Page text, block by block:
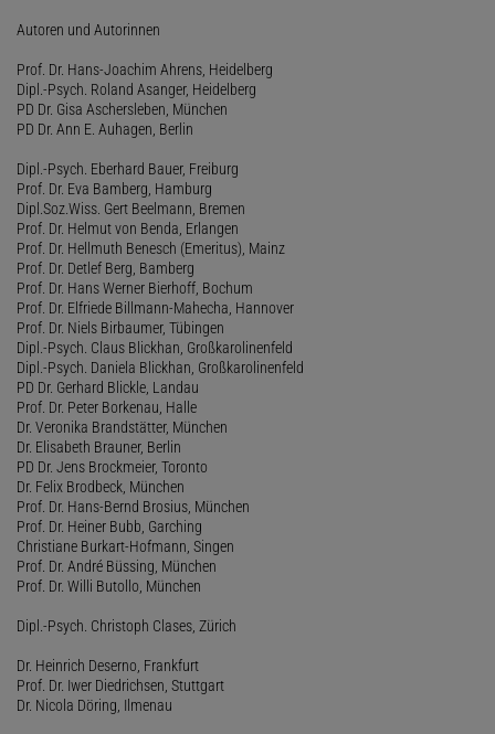
Autoren und Autorinnen
Prof. Dr. Hans-Joachim Ahrens, Heidelberg
Dipl.-Psych. Roland Asanger, Heidelberg
PD Dr. Gisa Aschersleben, München
PD Dr. Ann E. Auhagen, Berlin
Dipl.-Psych. Eberhard Bauer, Freiburg
Prof. Dr. Eva Bamberg, Hamburg
Dipl.Soz.Wiss. Gert Beelmann, Bremen
Prof. Dr. Helmut von Benda, Erlangen
Prof. Dr. Hellmuth Benesch (Emeritus), Mainz
Prof. Dr. Detlef Berg, Bamberg
Prof. Dr. Hans Werner Bierhoff, Bochum
Prof. Dr. Elfriede Billmann-Mahecha, Hannover
Prof. Dr. Niels Birbaumer, Tübingen
Dipl.-Psych. Claus Blickhan, Großkarolinenfeld
Dipl.-Psych. Daniela Blickhan, Großkarolinenfeld
PD Dr. Gerhard Blickle, Landau
Prof. Dr. Peter Borkenau, Halle
Dr. Veronika Brandstätter, München
Dr. Elisabeth Brauner, Berlin
PD Dr. Jens Brockmeier, Toronto
Dr. Felix Brodbeck, München
Prof. Dr. Hans-Bernd Brosius, München
Prof. Dr. Heiner Bubb, Garching
Christiane Burkart-Hofmann, Singen
Prof. Dr. André Büssing, München
Prof. Dr. Willi Butollo, München
Dipl.-Psych. Christoph Clases, Zürich
Dr. Heinrich Deserno, Frankfurt
Prof. Dr. Iwer Diedrichsen, Stuttgart
Dr. Nicola Döring, Ilmenau